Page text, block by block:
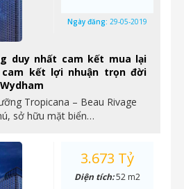
duy nhất cam kết mua lại
kết lợi nhuận trọn đời
Tropicana – Beau Rivage
sở hữu mặt biển…
Ngày đăng: 29-05-2019
3.673 Tỷ
Diện tích:52 m2